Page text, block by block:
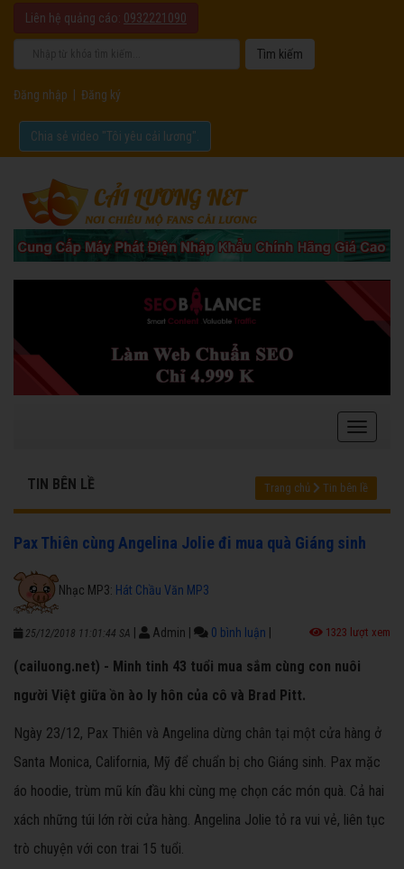
Liên hệ quảng cáo: 0932221090
Đăng nhập Đăng ký
Chia sẻ video "Tôi yêu cải lương".
TIN BÊN LỀ Trang chủ Tin bên lề
Pax Thiên cùng Angelina Jolie đi mua quà Giáng sinh
Nhạc MP3: Hát Chầu Văn MP3
25/12/2018 11:01:44 SA Admin 0 bình luận 1323 lượt xem
(cailuong.net) - Minh tinh 43 tuổi mua sắm cùng con nuôi
người Việt giữa ồn ào ly hôn của cô và Brad Pitt.
Ngày 23/12, Pax Thiên và Angelina dừng chân tại một cửa hàng ở
Santa Monica, California, Mỹ để chuẩn bị cho Giáng sinh. Pax mặc
áo hoodie, trùm mũ kín đầu khi cùng mẹ chọn các món quà. Cả hai
xách những túi lớn rời cửa hàng. Angelina Jolie tỏ ra vui vẻ, liên tục
trò chuyện với con trai 15 tuổi.